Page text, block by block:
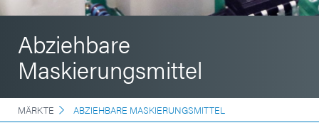
Abziehbare
Maskierungsmittel
MÄRKTE ABZIEHBARE MASKIERUNGSMITTEL